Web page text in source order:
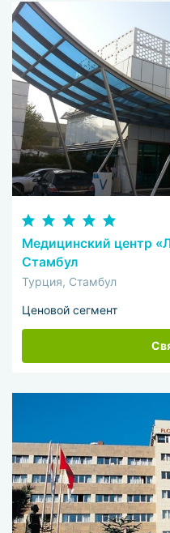
Медицинский центр
Стамбул
Турция, Стамбул
Ценовой сегмент